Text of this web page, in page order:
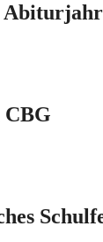
CBG